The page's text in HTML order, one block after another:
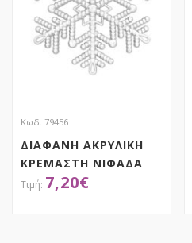
Κωδ. 79456
ΔΙΑΦΑΝΗ ΑΚΡΥΛΙΚΗ
ΚΡΕΜΑΣΤΗ ΝΙΦΑΔΑ
ΣΕΤ 6 12ΕΚ
7,20€